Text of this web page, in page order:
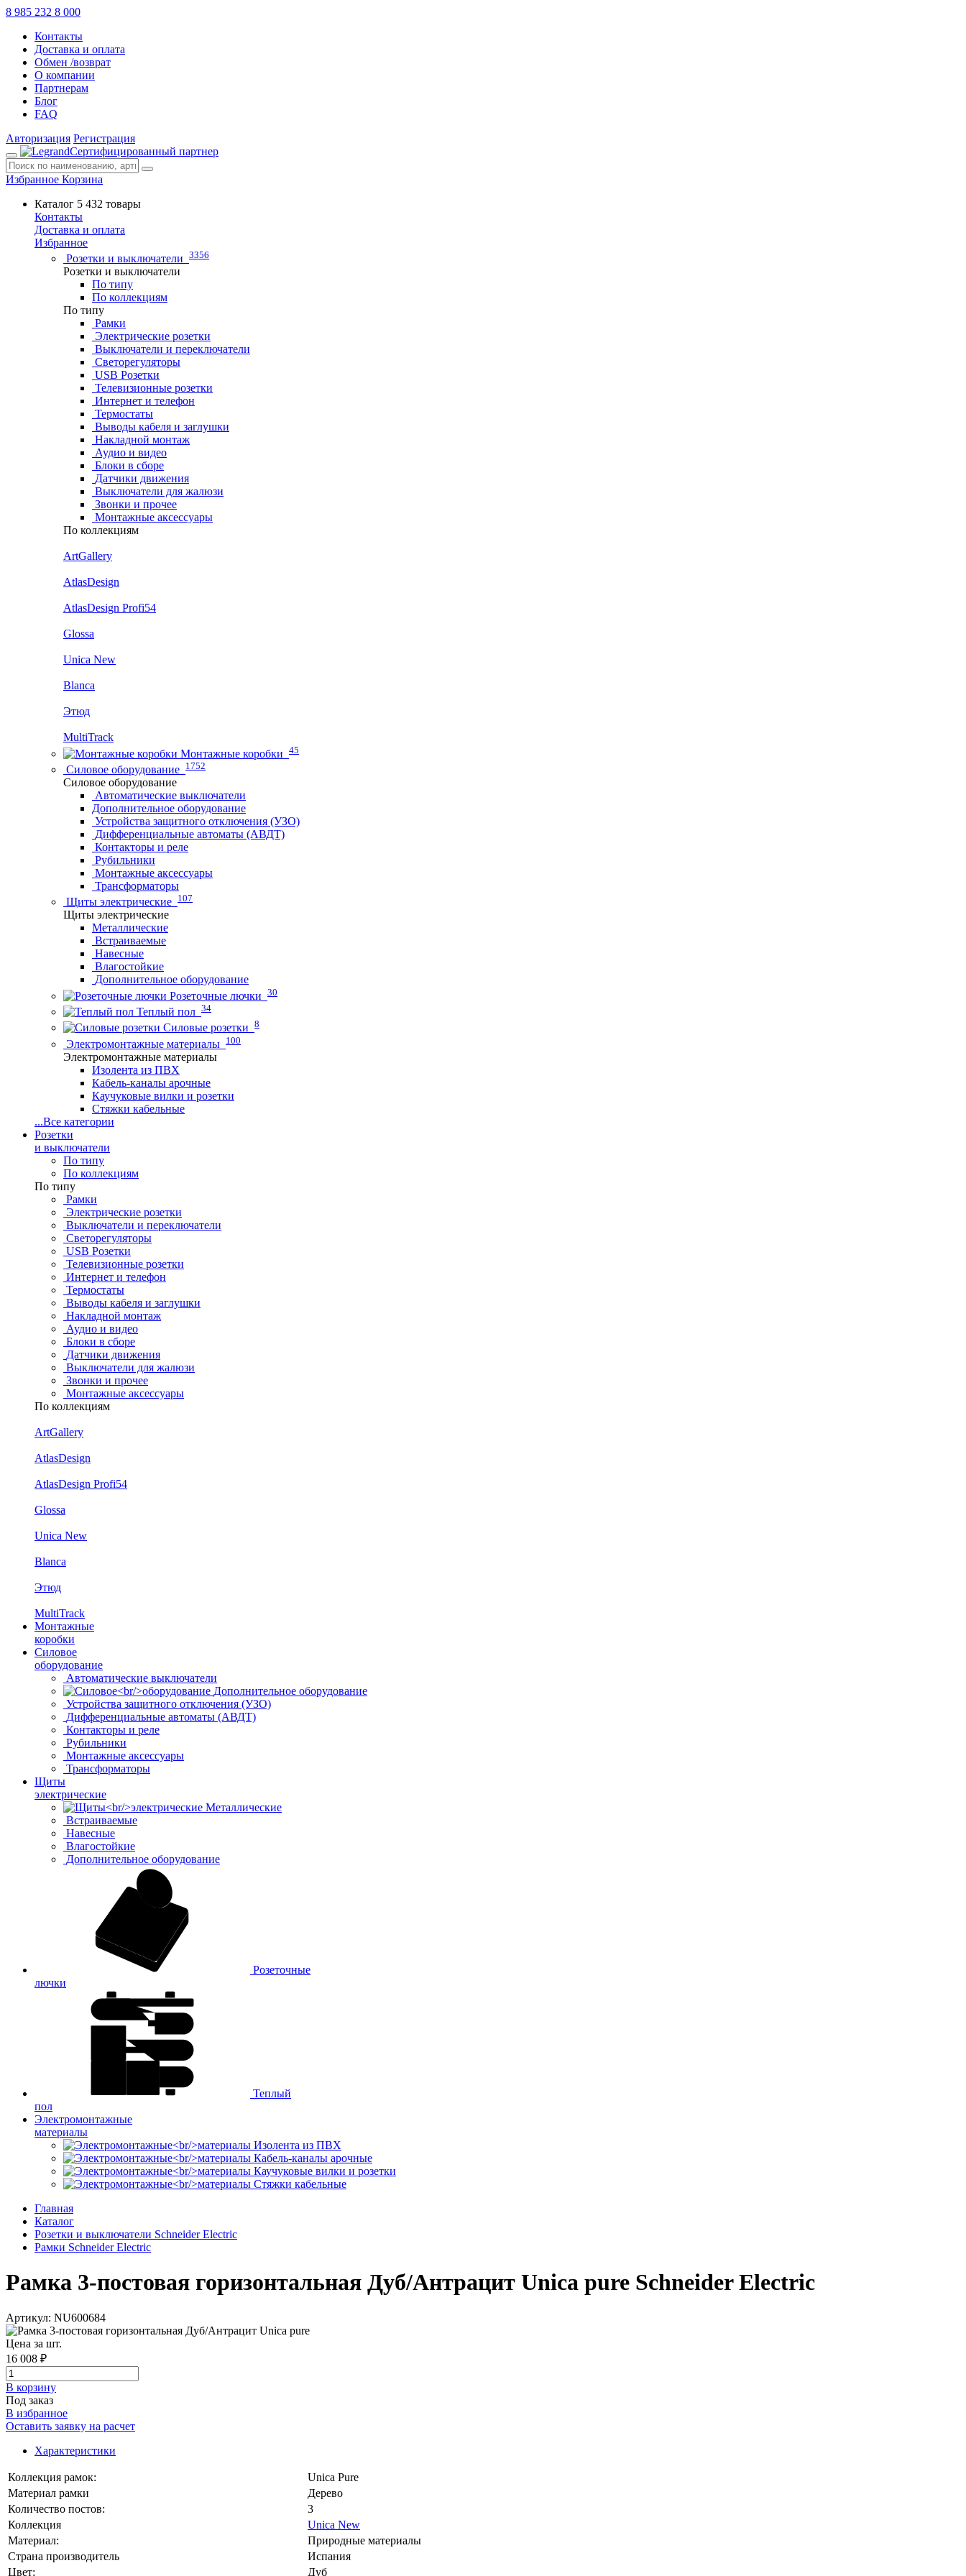
8 985 232 8 000
Контакты
Доставка и оплата
Обмен /возврат
О компании
Партнерам
Блог
FAQ
Авторизация Регистрация
Сертифицированный партнер
Избранное Корзина
Каталог 5 432 товары
Контакты
Доставка и оплата
Избранное
Розетки и выключатели 3356
Розетки и выключатели
По типу
По коллекциям
По типу
Рамки
Электрические розетки
Выключатели и переключатели
Светорегуляторы
USB Розетки
Телевизионные розетки
Интернет и телефон
Термостаты
Выводы кабеля и заглушки
Накладной монтаж
Аудио и видео
Блоки в сборе
Датчики движения
Выключатели для жалюзи
Звонки и прочее
Монтажные аксессуары
По коллекциям
ArtGallery
AtlasDesign
AtlasDesign Profi54
Glossa
Unica New
Blanca
Этюд
MultiTrack
Монтажные коробки 45
Силовое оборудование 1752
Силовое оборудование
Автоматические выключатели
Дополнительное оборудование
Устройства защитного отключения (УЗО)
Дифференциальные автоматы (АВДТ)
Контакторы и реле
Рубильники
Монтажные аксессуары
Трансформаторы
Щиты электрические 107
Щиты электрические
Металлические
Встраиваемые
Навесные
Влагостойкие
Дополнительное оборудование
Розеточные лючки 30
Теплый пол 34
Силовые розетки 8
Электромонтажные материалы 100
Электромонтажные материалы
Изолента из ПВХ
Кабель-каналы арочные
Каучуковые вилки и розетки
Стяжки кабельные
...Все категории
Розетки
и выключатели
По типу
По коллекциям
По типу
Рамки
Электрические розетки
Выключатели и переключатели
Светорегуляторы
USB Розетки
Телевизионные розетки
Интернет и телефон
Термостаты
Выводы кабеля и заглушки
Накладной монтаж
Аудио и видео
Блоки в сборе
Датчики движения
Выключатели для жалюзи
Звонки и прочее
Монтажные аксессуары
По коллекциям
ArtGallery
AtlasDesign
AtlasDesign Profi54
Glossa
Unica New
Blanca
Этюд
MultiTrack
Монтажные
коробки
Силовое
оборудование
Автоматические выключатели
Дополнительное оборудование
Устройства защитного отключения (УЗО)
Дифференциальные автоматы (АВДТ)
Контакторы и реле
Рубильники
Монтажные аксессуары
Трансформаторы
Щиты
электрические
Металлические
Встраиваемые
Навесные
Влагостойкие
Дополнительное оборудование
Розеточные
лючки
Теплый
пол
Электромонтажные
материалы
Изолента из ПВХ
Кабель-каналы арочные
Каучуковые вилки и розетки
Стяжки кабельные
Главная
Каталог
Розетки и выключатели Schneider Electric
Рамки Schneider Electric
Рамка 3-постовая горизонтальная Дуб/Антрацит Unica pure Schneider Electric
Артикул: NU600684
Цена за шт.
16 008 ₽
В корзинy
Под заказ
В избранное
Оставить заявку на расчет
Характеристики
Коллекция рамок:
Unica Pure
Материал рамки
Дерево
Количество постов:
3
Коллекция
Unica New
Материал:
Природные материалы
Страна производитель
Испания
Цвет:
Дуб